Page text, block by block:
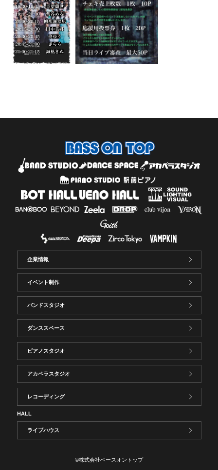
企業情報
イベント制作
バンドスタジオ
ダンススペース
ピアノスタジオ
アカペラスタジオ
レコーディング
HALL
ライブハウス
©株式会社ベースオントップ